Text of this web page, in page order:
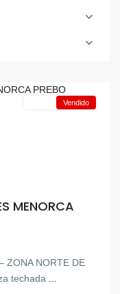
Vendido
MENORCA
ZONA NORTE DE
techada